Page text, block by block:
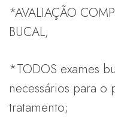
*AVALIAÇÃO
BUCAL;
*TODOS exames
necessários para o
tratamento;